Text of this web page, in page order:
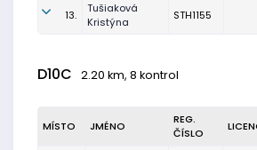
13.
Tušiaková
Kristýna
STH1155
D10C 2.20 km, 8 kontrol
MÍSTO JMÉNO
REG.
ČÍSLO